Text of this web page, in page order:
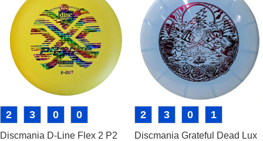
2 3 0 0
Discmania D-Line Flex 2 P2
2 3 0 1
Discmania Grateful Dead Lux